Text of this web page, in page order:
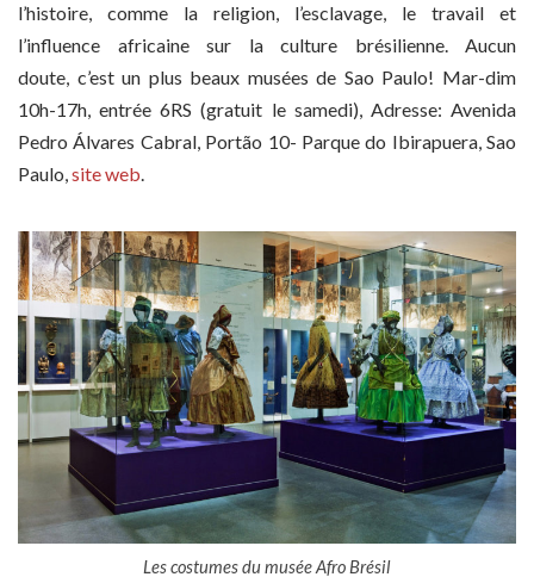
l’histoire, comme la religion, l’esclavage, le travail et
l’influence africaine sur la culture brésilienne. Aucun
doute, c’est un plus beaux musées de Sao Paulo! Mar-dim
10h-17h, entrée 6RS (gratuit le samedi), Adresse: Avenida
Pedro Álvares Cabral, Portão 10- Parque do Ibirapuera, Sao
Paulo, site web
Les costumes du musée Afro Brésil